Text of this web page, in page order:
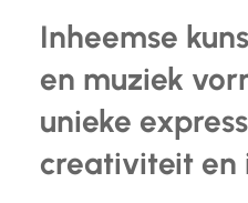
Inheemse
en muziek
unieke
creativiteit en